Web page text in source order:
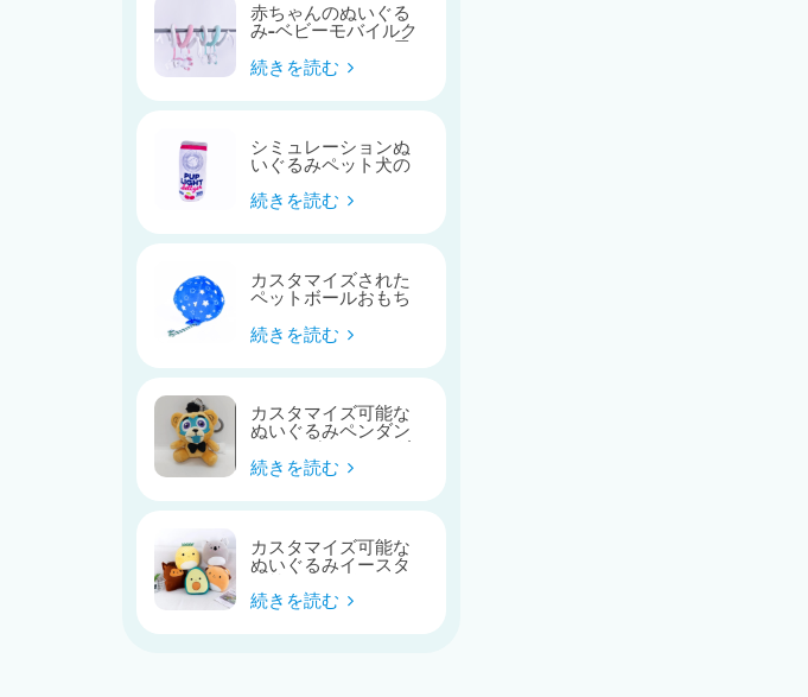
赤ちゃんのぬいぐる
み-ベビーモバイルク
レードルかわいい馬
のベビーベッドのお
もちゃ
続きを読む
シミュレーションぬ
いぐるみペット犬の
おもちゃ
続きを読む
カスタマイズされた
ペットボールおもち
続きを読む
カスタマイズ可能な
ぬいぐるみペンダン
トバッグキーホルダ
ー
続きを読む
カスタマイズ可能な
ぬいぐるみイースタ
ー枕シリーズ
続きを読む